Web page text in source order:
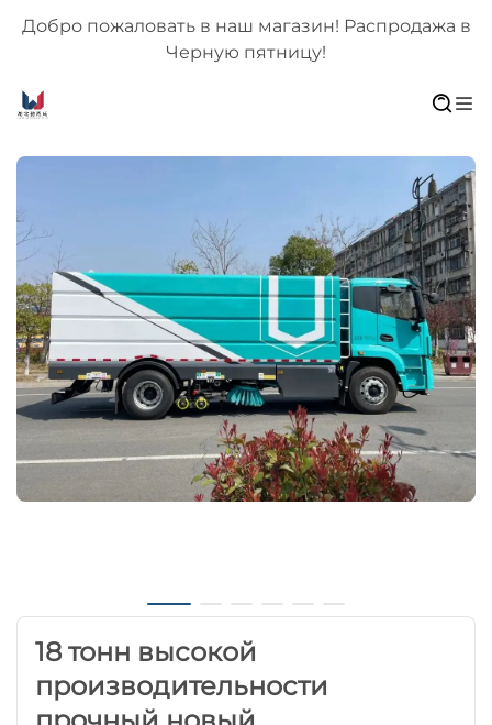
в Добро пожаловать в наш магазин!
Черную пятницу!
18 тонн высокой
производительности